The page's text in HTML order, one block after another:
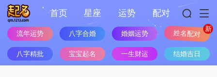
首页 星座 运势 配对
流年运势 八字合婚 婚姻运势 姓名配对
八字精批 宝宝起名 一生财运 结婚吉日